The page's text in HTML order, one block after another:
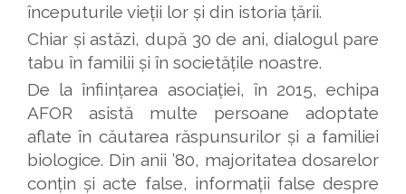
începuturile vieții lor și din istoria țării.
Chiar și astăzi, după 30 de ani, dialogul pare
tabu în familii și în societățile noastre.
De la înființarea asociației, în 2015, echipa
AFOR asistă multe persoane adoptate
aflate în căutarea răspunsurilor și a familiei
biologice. Din anii ’80, majoritatea dosarelor
conțin și acte false, informații false despre